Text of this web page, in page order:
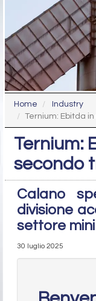
Home
Industry
Ternium: Ebitda
Ternium:
secondo
Calano
divisione
settore
30 luglio 2025